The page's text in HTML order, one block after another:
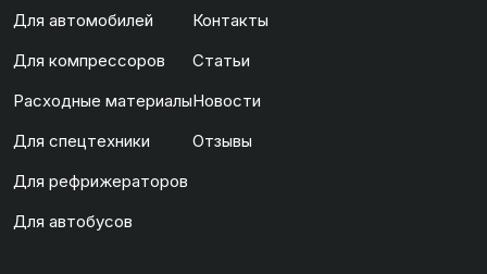
Для автомобилей
Для компрессоров
Расходные материалы
Для спецтехники
Для рефрижераторов
Для автобусов
Контакты
Статьи
Новости
Отзывы